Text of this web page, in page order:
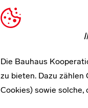
Die Bauhaus
zu bieten. Dazu
Cookies) sowie